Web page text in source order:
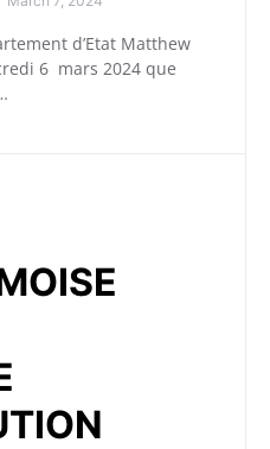
d’Etat Matthew
6 mars 2024 que